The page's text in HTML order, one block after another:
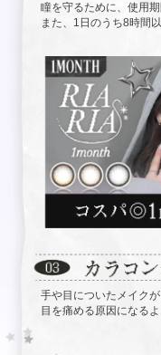
瞳を守るために、使用期
また、1日のうち8時間
手や目についたメイク
目を痛める原因になる